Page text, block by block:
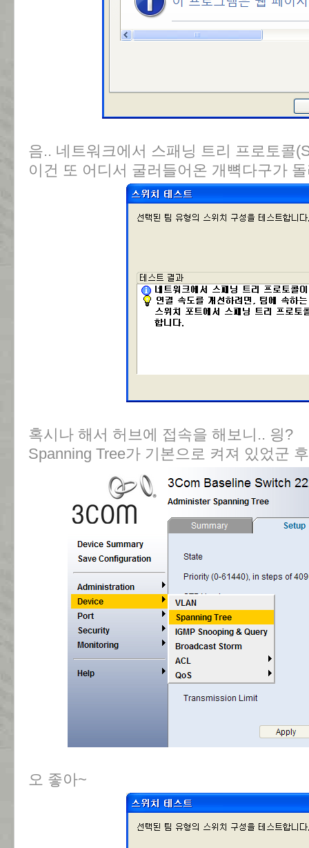
음.. 네트워크에서 스패닝 트리 프로토콜
이건 또 어디서 굴러들어온 개뼉다구가
혹시나 해서 허브에 접속을 해보니.. 읭?
Spanning Tree가 기본으로 켜져 있었군
오 좋아~